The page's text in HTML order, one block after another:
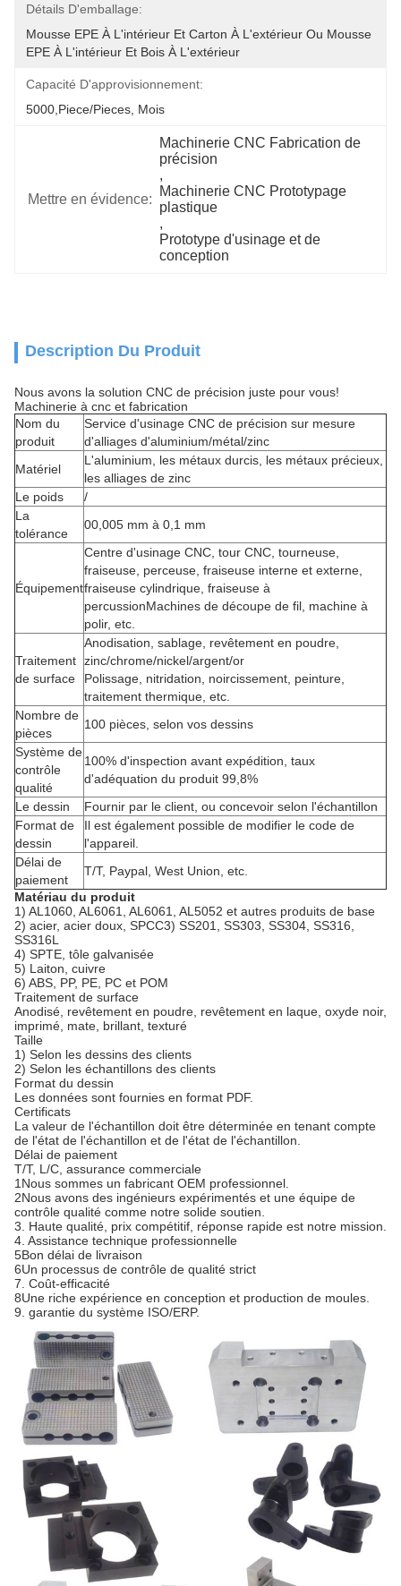
Détails D'emballage:
Mousse EPE À L'intérieur Et Carton À L'extérieur Ou Mousse
EPE À L'intérieur Et Bois À L'extérieur
Capacité D'approvisionnement:
5000,Piece/Pieces, Mois
Mettre en évidence:
Machinerie CNC Fabrication de
précision
,
Machinerie CNC Prototypage
plastique
,
Prototype d'usinage et de
conception
Description Du Produit
Nous avons la solution CNC de précision juste pour vous!
Machinerie à cnc et fabrication
Nom du
produit
Service d'usinage CNC de précision sur mesure
d'alliages d'aluminium/métal/zinc
Matériel
L'aluminium, les métaux durcis, les métaux précieux,
les alliages de zinc
Le poids
/
La
tolérance
00,005 mm à 0,1 mm
Équipement
Centre d'usinage CNC, tour CNC, tourneuse,
fraiseuse, perceuse, fraiseuse interne et externe,
fraiseuse cylindrique, fraiseuse à
percussionMachines de découpe de fil, machine à
polir, etc.
Traitement
de surface
Anodisation, sablage, revêtement en poudre,
zinc/chrome/nickel/argent/or
Polissage, nitridation, noircissement, peinture,
traitement thermique, etc.
Nombre de
pièces
100 pièces, selon vos dessins
Système de
contrôle
qualité
100% d'inspection avant expédition, taux
d'adéquation du produit 99,8%
Le dessin
Fournir par le client, ou concevoir selon l'échantillon
Format de
dessin
Il est également possible de modifier le code de
l'appareil.
Délai de
paiement
T/T, Paypal, West Union, etc.
Matériau du produit
1) AL1060, AL6061, AL6061, AL5052 et autres produits de base
2) acier, acier doux, SPCC3) SS201, SS303, SS304, SS316,
SS316L
4) SPTE, tôle galvanisée
5) Laiton, cuivre
6) ABS, PP, PE, PC et POM
Traitement de surface
Anodisé, revêtement en poudre, revêtement en laque, oxyde noir,
imprimé, mate, brillant, texturé
Taille
1) Selon les dessins des clients
2) Selon les échantillons des clients
Format du dessin
Les données sont fournies en format PDF.
Certificats
La valeur de l'échantillon doit être déterminée en tenant compte
de l'état de l'échantillon et de l'état de l'échantillon.
Délai de paiement
T/T, L/C, assurance commerciale
1Nous sommes un fabricant OEM professionnel.
2Nous avons des ingénieurs expérimentés et une équipe de
contrôle qualité comme notre solide soutien.
3. Haute qualité, prix compétitif, réponse rapide est notre mission.
4. Assistance technique professionnelle
5Bon délai de livraison
6Un processus de contrôle de qualité strict
7. Coût-efficacité
8Une riche expérience en conception et production de moules.
9. garantie du système ISO/ERP.